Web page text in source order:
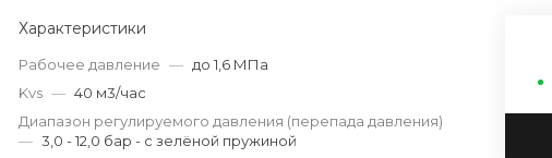
Характеристики
Рабочее давление — до 1,6 МПа
Kvs — 40 м3/час
Диапазон регулируемого давления (перепада давления)
— 3,0 - 12,0 бар - с зелёной пружиной